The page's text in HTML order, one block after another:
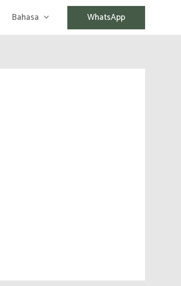
Bahasa WhatsApp